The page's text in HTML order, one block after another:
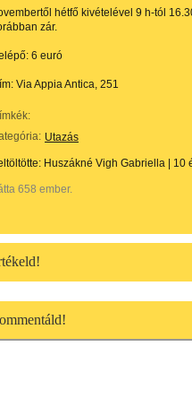
hétfő kivételével 9 h-tól
zár.
6 euró
Via Appia Antica, 251
Utazás
Huszákné Vigh Gabriella 10
658 ember.